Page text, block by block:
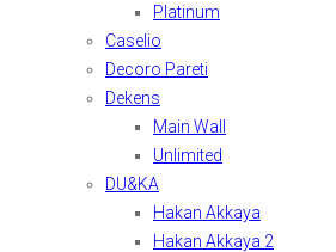
Platinum
Caselio
Decoro Pareti
Dekens
Main Wall
Unlimited
DU&KA
Hakan Akkaya
Hakan Akkaya 2